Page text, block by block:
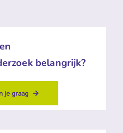
belangrijk?
je graag